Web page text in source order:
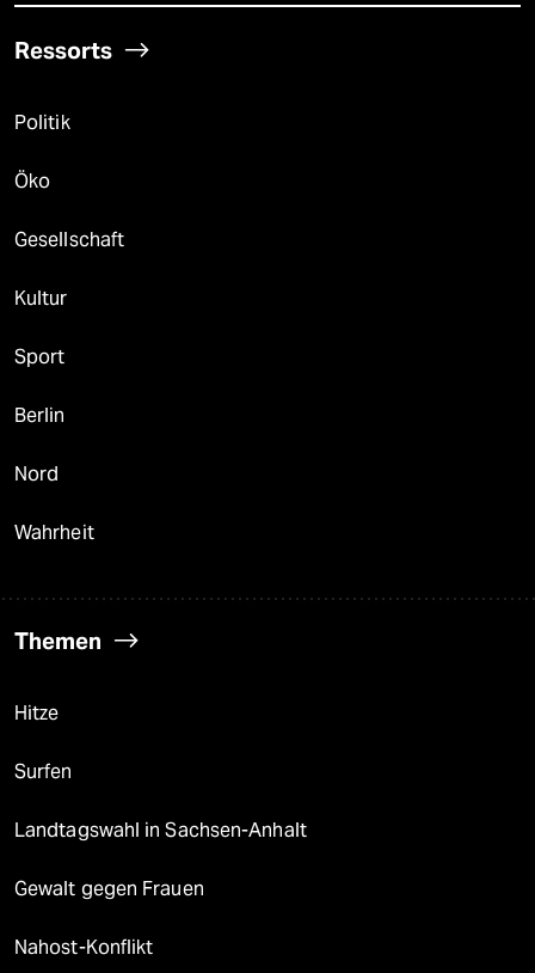
Ressorts
Politik
Öko
Gesellschaft
Kultur
Sport
Berlin
Nord
Wahrheit
Themen
Hitze
Surfen
Landtagswahl in Sachsen-Anhalt
Gewalt gegen Frauen
Nahost-Konflikt